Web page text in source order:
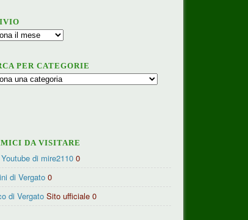
PER CATEGORIE
DA VISITARE
di mire2110 0
di Vergato 0
di Vergato Sito ufficiale 0